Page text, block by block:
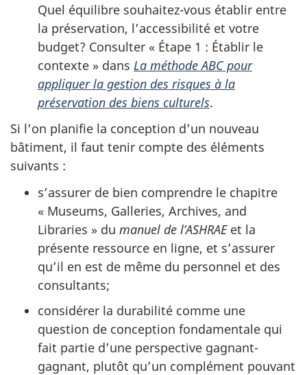
Quel équilibre souhaitez-vous établir entre
la préservation, l’accessibilité et votre
budget? Consulter « Étape 1 : Établir le
contexte » dans La méthode ABC pour
appliquer la gestion des risques à la
préservation des biens culturels.
Si l’on planifie la conception d’un nouveau
bâtiment, il faut tenir compte des éléments
suivants :
s’assurer de bien comprendre le chapitre
« Museums, Galleries, Archives, and
Libraries » du manuel de l’ASHRAEet la
présente ressource en ligne, et s’assurer
qu’il en est de même du personnel et des
consultants;
considérer la durabilité comme une
question de conception fondamentale qui
fait partie d’une perspective gagnant-
gagnant, plutôt qu’un complément pouvant